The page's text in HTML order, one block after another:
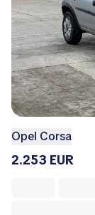
Opel Corsa
2.253 EUR